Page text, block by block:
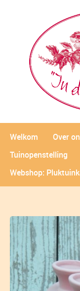
Welkom Over
Tuinopenstelling
Webshop: